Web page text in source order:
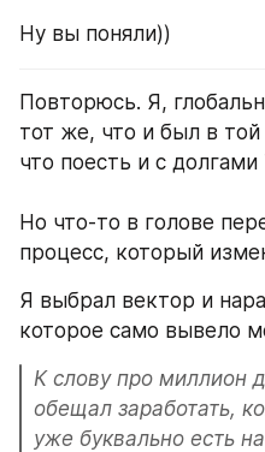
Ну вы поняли))
Повторюсь. Я,
тот же, что и был в той
что поесть и с долгами
Но что-то в голове
процесс, который
Я выбрал вектор и
которое само вывело
К слову про миллион
обещал заработать,
уже буквально есть